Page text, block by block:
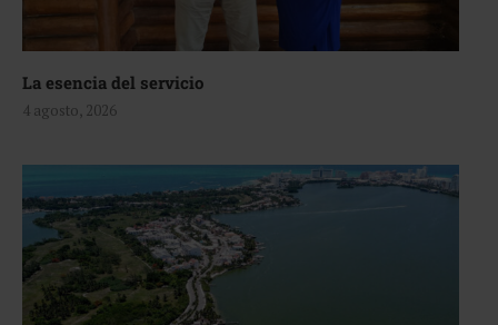
La esencia del servicio
4 agosto, 2026